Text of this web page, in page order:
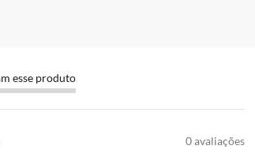
esse produto
0 avaliações